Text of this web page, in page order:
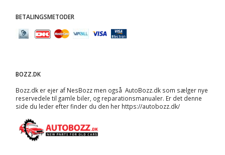
BETALINGSMETODER
BOZZ.DK
Bozz.dk er ejer af NesBozz men også AutoBozz.dk som sælger nye
reservedele til gamle biler, og reparationsmanualer. Er det denne
side du leder efter finder du den her https://autobozz.dk/